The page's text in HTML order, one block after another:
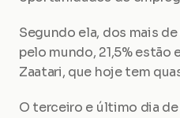
Segundo ela, dos mais
pelo mundo, 21,5% estão
Zaatari, que hoje tem
O terceiro e último dia